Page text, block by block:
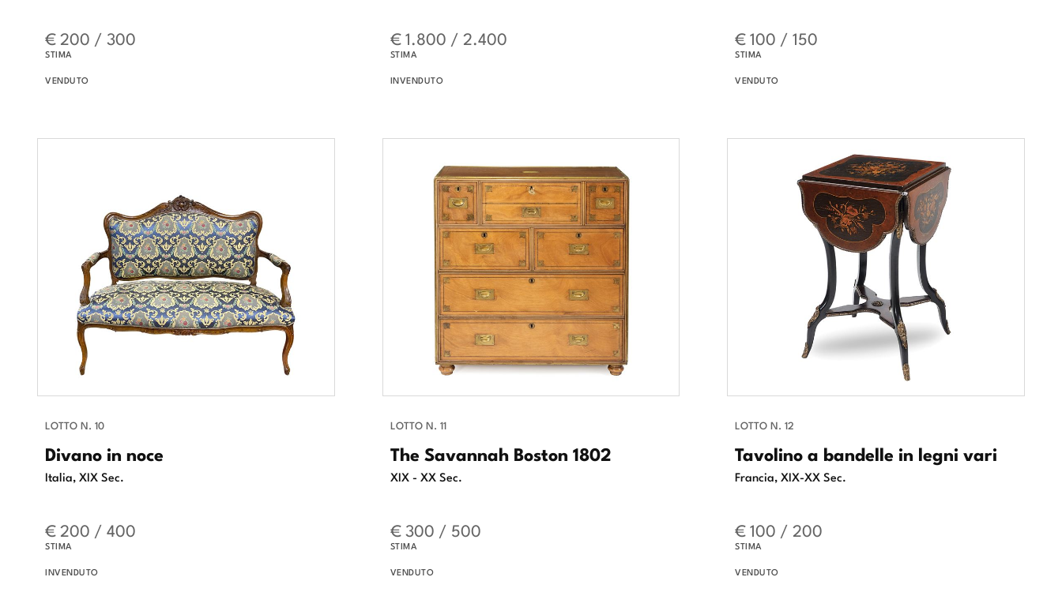
€ 200 / 300
STIMA
VENDUTO
€ 1.800 / 2.400
STIMA
INVENDUTO
€ 100 / 150
STIMA
VENDUTO
LOTTO N. 10
Divano in noce
Italia, XIX Sec.
€ 200 / 400
STIMA
INVENDUTO
LOTTO N. 11
The Savannah Boston 1802
XIX - XX Sec.
€ 300 / 500
STIMA
VENDUTO
LOTTO N. 12
Tavolino a bandelle in legni vari
Francia, XIX-XX Sec.
€ 100 / 200
STIMA
VENDUTO